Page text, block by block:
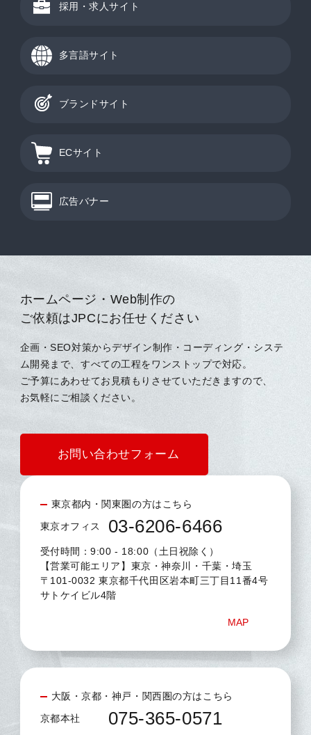
採用・求人サイト
多言語サイト
ブランドサイト
ECサイト
広告バナー
ホームページ・Web制作の
ご依頼はJPCにお任せください
企画・SEO対策からデザイン制作・コーディング・システ
ム開発まで、すべての工程をワンストップで対応。
ご予算にあわせてお見積もりさせていただきますので、
お気軽にご相談ください。
お問い合わせフォーム
東京都内・関東圏の方はこちら
東京オフィス 03-6206-6466
受付時間：9:00 - 18:00（土日祝除く）
【営業可能エリア】東京・神奈川・千葉・埼玉
〒101-0032 東京都千代田区岩本町三丁目11番4号
サトケイビル4階
MAP
大阪・京都・神戸・関西圏の方はこちら
京都本社 075-365-0571